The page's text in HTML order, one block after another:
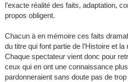
l’exacte réalité des faits, adaptation,
propos obligent.
Chacun à en mémoire ces faits
du titre qui font partie de l’Histoire et
Chaque spectateur vient donc pour
ceux qui en ont une connaissance
pardonneraient sans doute pas de